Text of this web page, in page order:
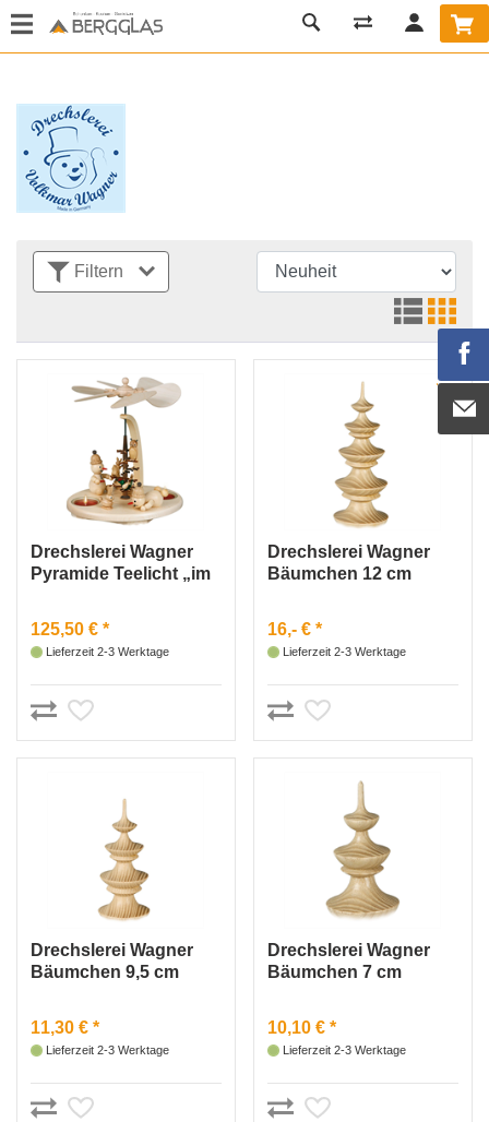
Filtern
Drechslerei Wagner
Pyramide Teelicht „im
125,50 € *
Lieferzeit 2-3 Werktage
Drechslerei Wagner
Bäumchen 12 cm
16,- € *
Lieferzeit 2-3 Werktage
Drechslerei Wagner
Bäumchen 9,5 cm
11,30 € *
Lieferzeit 2-3 Werktage
Drechslerei Wagner
Bäumchen 7 cm
10,10 € *
Lieferzeit 2-3 Werktage